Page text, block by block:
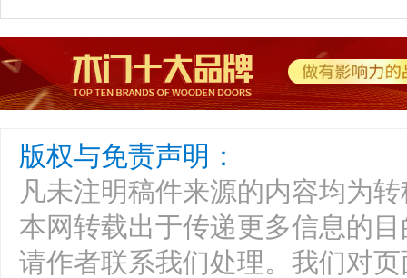
版权与免责声明：
凡未注明稿件来源的内容均为
本网转载出于传递更多信息的
请作者联系我们处理。我们对